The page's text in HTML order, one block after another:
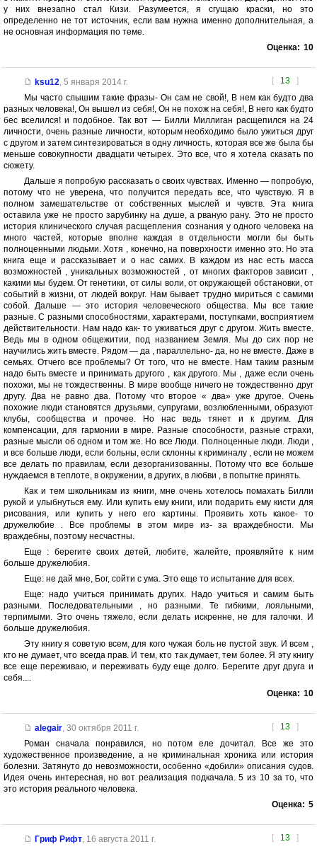
у них внезапно стал Кизи. Разумеется, я сгущаю краски, но это
определенно не тот источник, если вам нужна именно дополнительная, а
не основная информация по теме.
Оценка: 10
[ 13 ]
ksu12, 5 января 2014 г.
Мы часто слышим такие фразы- Он сам не свой!, В нем как будто два
разных человека!, Он вышел из себя!, Он не похож на себя!, В него как будто
бес вселился! и подобное. Так вот — Билли Миллиган расщепился на 24
личности, очень разные личности, которым необходимо было ужиться друг
с другом и затем синтезироваться в одну личность, которая все же была бы
меньше совокупности двадцати четырех. Это все, что я хотела сказать по
сюжету.
Дальше я попробую рассказать о своих чувствах. Именно — попробую,
потому что не уверена, что получится передать все, что чувствую. Я в
полном замешательстве от собственных мыслей и чувств. Эта книга
оставила уже не просто зарубинку на душе, а рваную рану. Это не просто
история клинического случая расщепления сознания у одного человека на
много частей, которые вполне каждая в отдельности могли бы быть
полноценными людьми. Хотя , конечно, на поверхности именно это. Но эта
книга еще и рассказывает и о нас самих. В каждом из нас есть масса
возможностей , уникальных возможностей , от многих факторов зависит ,
какими мы будем. От генетики, от силы воли, от окружающей обстановки, от
событий в жизни, от людей вокруг. Нам бывает трудно мириться с самими
собой. Дальше — это история человеческого общества. Мы все такие
разные. С разными способностями, характерами, поступками, восприятием
действительности. Нам надо как- то уживаться друг с другом. Жить вместе.
Ведь мы в одном общежитии, под названием Земля. Мы до сих пор не
научились жить вместе. Рядом — да , параллельно- да, но не вместе. Даже в
семьях. Отчего все проблемы? От того, что не вместе. Нам таким разным
надо быть вместе и принимать другого , как другого. Мы , даже если очень
похожи, мы не тождественны. В мире вообще ничего не тождественно друг
другу. Два не равно два. Потому что второе « два» уже другое. Очень
похожие люди становятся друзьями, супругами, возлюбленными, образуют
клубы, сообщества и прочее. Но нас ведь тянет и к другим. Для
компенсации, для гармонии в мире. Разные способности, разные страхи,
разные мысли об одном и том же. Но все Люди. Полноценные люди. Люди ,
и все больше люди, если больны, если склонны к криминалу , если не можем
все делать по правилам, если дезорганизованны. Потому что все больше
нуждаемся в теплоте, в окружении, в других, в любви , в попытке принять.
Как и тем школьникам из книги, мне очень хотелось помахать Билли
рукой и улыбнуться ему. Или купить ему книги, или подарить ему кисти для
рисования, или купить у него его картины. Проявить хоть какое- то
дружелюбие . Все проблемы в этом мире из- за враждебности. Мы
враждебны, поэтому несчастны.
Еще : берегите своих детей, любите, жалейте, проявляйте к ним
больше дружелюбия.
Еще: не дай мне, Бог, сойти с ума. Это еще то испытание для всех.
Еще: надо учиться принимать других. Надо учиться и самим быть
разными. Последовательными , но разными. Те гибкими, лояльными,
терпимыми. Это очень тяжело, если делать искренне, не для галочки. И
больше дружелюбия.
Эту книгу я советую всем, для кого чужая боль не пустой звук. И всем ,
кто не думает, что всегда прав. И тем, кто так думает, тем более. Я эту книгу
все еще переживаю, и переживать буду еще долго. Берегите друг друга и
себя....
Оценка: 10
[ 13 ]
alegair, 30 октября 2011 г.
Роман сначала понравился, но потом еле дочитал. Все же это
художественное произведение, а не криминальная хроника или история
болезни. Затянуто до невозможности, особенно «добили» описания судов.
Идея очень интересная, но вот реализация подкачала. 5 из 10 за то, что
это история реального человека.
Оценка: 5
[ 13 ]
Гриф Рифт, 16 августа 2011 г.